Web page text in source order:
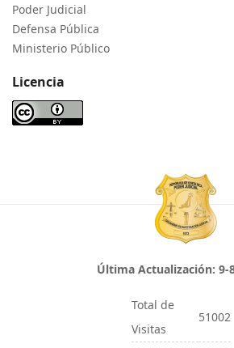
Poder Judicial
Defensa Pública
Ministerio Público
Licencia
Última Actualización: 9-
Total de
Visitas
51002